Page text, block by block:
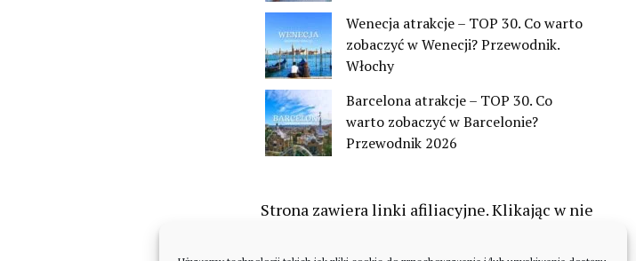
Wenecja atrakcje – TOP 30. Co warto
zobaczyć w Wenecji? Przewodnik.
Włochy
Barcelona atrakcje – TOP 30. Co
warto zobaczyć w Barcelonie?
Przewodnik 2026
Strona zawiera linki afiliacyjne. Klikając w nie